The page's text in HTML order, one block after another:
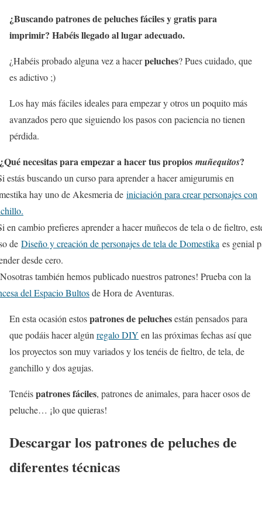
¿Buscando patrones de peluches fáciles y gratis para
imprimir? Habéis llegado al lugar adecuado.
¿Habéis probado alguna vez a hacerpeluches? Pues cuidado, que
es adictivo ;)
Los hay más fáciles ideales para empezar y otros un poquito más
avanzados pero que siguiendo los pasos con paciencia no tienen
pérdida.
¿Qué necesitas para empezar a hacer tus propios muñequitos?
estás buscando un curso para aprender a hacer amigurumis en
hay uno de Akesmeria de iniciación para crear personajes con
en cambio prefieres aprender a hacer muñecos de tela o de fieltro,
de Diseño y creación de personajes de tela de Domestika es genial
desde cero.
también hemos publicado nuestros patrones! Prueba con la
del Espacio Bultosde Hora de Aventuras.
En esta ocasión estospatrones de peluchesestán pensados para
que podáis hacer algún regalo DIY en las próximas fechas así que
los proyectos son muy variados y los tenéis de fieltro, de tela, de
ganchillo y dos agujas.
Tenéispatrones fáciles, patrones de animales, para hacer osos de
peluche… ¡lo que quieras!
Descargar los patrones de peluches de
diferentes técnicas